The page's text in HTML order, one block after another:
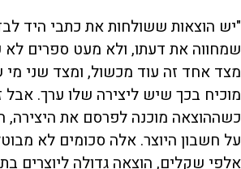
"יש הוצאות ששולחות את כתבי היד
שמחווה את דעתו, ולא מעט ספרים לא
מצד אחד זה עוד מכשול, ומצד שני
מוכיח בכך שיש ליצירה שלו ערך. אבל
כשההוצאה מוכנה לפרסם את היצירה,
על חשבון היוצר. אלה סכומים לא
אלפי שקלים, הוצאה גדולה ליוצרים